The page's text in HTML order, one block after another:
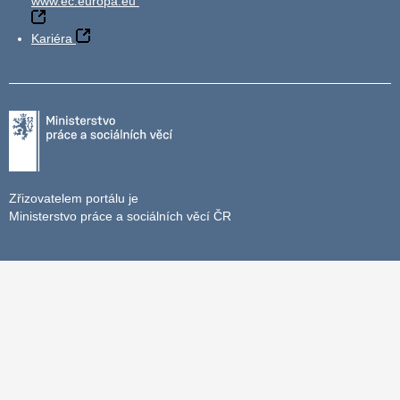
Kariéra
Zřizovatelem portálu je
Ministerstvo práce a sociálních věcí ČR